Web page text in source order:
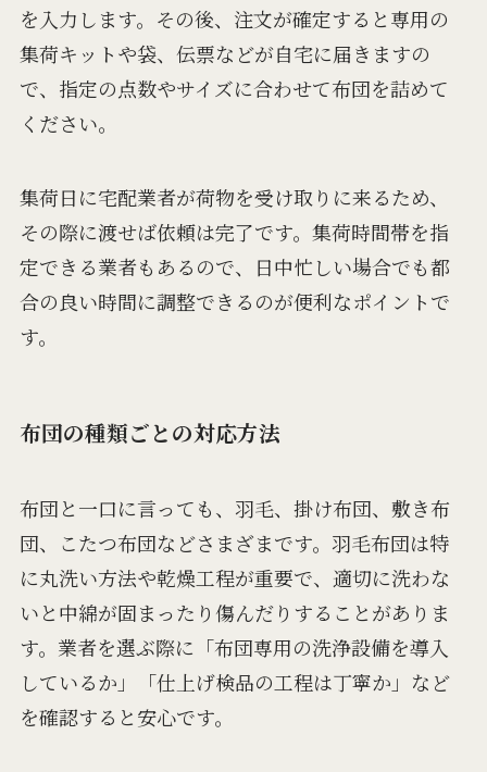
を入力します。その後、注文が確定すると専用の
集荷キットや袋、伝票などが自宅に届きますの
で、指定の点数やサイズに合わせて布団を詰めて
ください。
集荷日に宅配業者が荷物を受け取りに来るため、
その際に渡せば依頼は完了です。集荷時間帯を指
定できる業者もあるので、日中忙しい場合でも都
合の良い時間に調整できるのが便利なポイントで
す。
布団の種類ごとの対応方法
布団と一口に言っても、羽毛、掛け布団、敷き布
団、こたつ布団などさまざまです。羽毛布団は特
に丸洗い方法や乾燥工程が重要で、適切に洗わな
いと中綿が固まったり傷んだりすることがありま
す。業者を選ぶ際に「布団専用の洗浄設備を導入
しているか」「仕上げ検品の工程は丁寧か」など
を確認すると安心です。